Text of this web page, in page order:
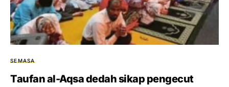
SEMASA
Taufan al-Aqsa dedah sikap pengecut